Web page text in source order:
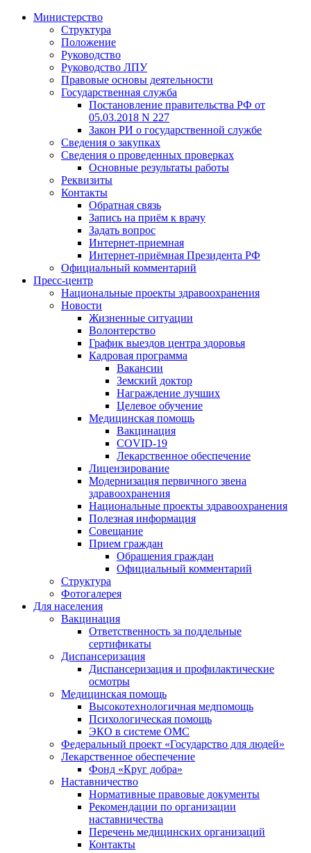
Министерство
Структура
Положение
Руководство
Руководство ЛПУ
Правовые основы деятельности
Государственная служба
Постановление правительства РФ от
05.03.2018 N 227
Закон РИ о государственной службе
Сведения о закупках
Сведения о проведенных проверках
Основные результаты работы
Реквизиты
Контакты
Обратная связь
Запись на приём к врачу
Задать вопрос
Интернет-приемная
Интернет-приёмная Президента РФ
Официальный комментарий
Пресс-центр
Национальные проекты здравоохранения
Новости
Жизненные ситуации
Волонтерство
График выездов центра здоровья
Кадровая программа
Вакансии
Земский доктор
Награждение лучших
Целевое обучение
Медицинская помощь
Вакцинация
COVID-19
Лекарственное обеспечение
Лицензирование
Модернизация первичного звена
здравоохранения
Национальные проекты здравоохранения
Полезная информация
Совещание
Прием граждан
Обращения граждан
Официальный комментарий
Структура
Фотогалерея
Для населения
Вакцинация
Ответственность за поддельные
сертификаты
Диспансеризация
Диспансеризация и профилактические
осмотры
Медицинская помощь
Высокотехнологичная медпомощь
Психологическая помощь
ЭКО в системе ОМС
Федеральный проект «Государство для людей»
Лекарственное обеспечение
Фонд «Круг добра»
Наставничество
Нормативные правовые документы
Рекомендации по организации
наставничества
Перечень медицинских организаций
Контакты